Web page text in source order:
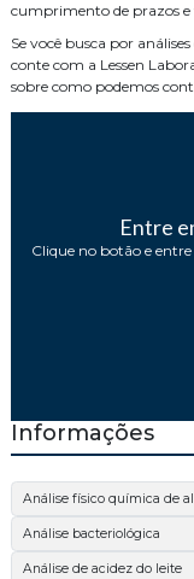
cumprimento de prazos e
Se você busca por
conte com a Lessen
sobre como podemos
Entre
Clique no botão e
Informações
Análise físico química de
Análise bacteriológica
Análise de acidez do leite